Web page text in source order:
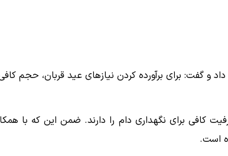
و گفت: برای برآورده کردن نیازهای عید قربان، حجم
آغل فعال شده است که ظرفیت کافی برای نگهداری دام را دارند. ضمن این که با
است.